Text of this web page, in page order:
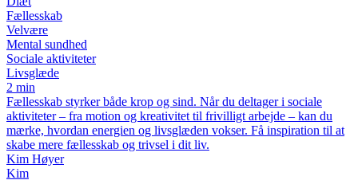
Fællesskab
Velvære
Mental sundhed
Sociale aktiviteter
Livsglæde
2 min
Fællesskab styrker både krop og sind. Når du deltager i sociale
aktiviteter – fra motion og kreativitet til frivilligt arbejde – kan du
mærke, hvordan energien og livsglæden vokser. Få inspiration til at
skabe mere fællesskab og trivsel i dit liv.
Kim Høyer
Kim